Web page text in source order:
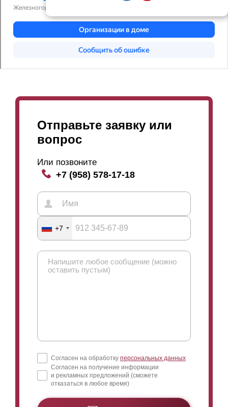
Отправьте заявку или
вопрос
Или позвоните
+7 (958) 578-17-18
+7
Согласен на обработку персональных данных
Согласен на получение информации
и рекламных предложений (сможете
отказаться в любое время)